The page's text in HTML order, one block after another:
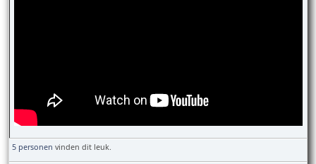
5 personen vinden dit leuk.